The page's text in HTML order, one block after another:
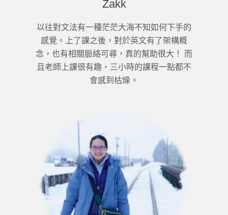
Zakk
以往對文法有一種茫茫大海不知如何下手的
感覺。上了課之後，對於英文有了架構概
念，也有相關脈絡可尋，真的幫助很大！ 而
且老師上課很有趣，三小時的課程一點都不
會感到枯燥。